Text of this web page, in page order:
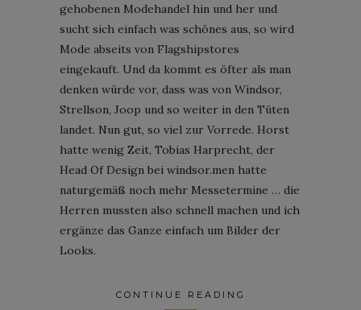
gehobenen Modehandel hin und her und
sucht sich einfach was schönes aus, so wird
Mode abseits von Flagshipstores
eingekauft. Und da kommt es öfter als man
denken würde vor, dass was von Windsor,
Strellson, Joop und so weiter in den Tüten
landet. Nun gut, so viel zur Vorrede. Horst
hatte wenig Zeit, Tobias Harprecht, der
Head Of Design bei windsor.men hatte
naturgemäß noch mehr Messetermine … die
Herren mussten also schnell machen und ich
ergänze das Ganze einfach um Bilder der
Looks.
CONTINUE READING